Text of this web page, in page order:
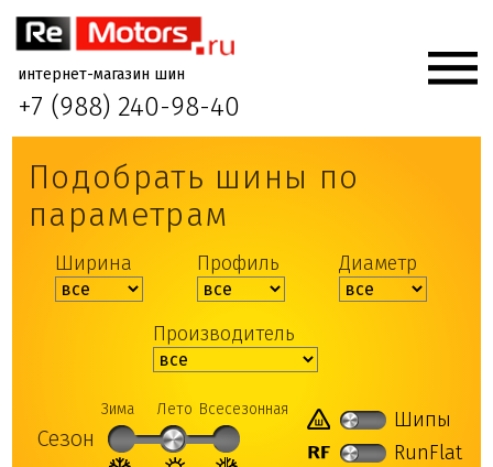
интернет-магазин шин
+7 (988) 240-98-40
Подобрать шины по
параметрам
Ширина Профиль Диаметр
Производитель
Сезон
Зима Лето Всесезонная
Шипы
RunFlat